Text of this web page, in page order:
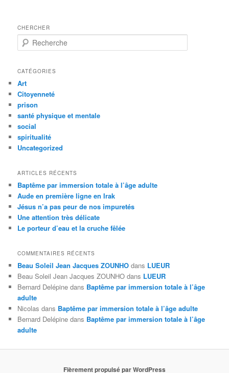
CHERCHER
e
h
r
c
h
e
CATÉGORIES
Art
Citoyenneté
prison
santé physique et mentale
social
spiritualité
Uncategorized
ARTICLES RÉCENTS
Baptême par immersion totale à l’âge adulte
Aude en première ligne en Irak
Jésus n’a pas peur de nos impuretés
Une attention très délicate
Le porteur d’eau et la cruche fêlée
COMMENTAIRES RÉCENTS
Beau Soleil Jean Jacques ZOUNHO dans LUEUR
Beau Soleil Jean Jacques ZOUNHO dans LUEUR
Bernard Delépine dans Baptême par immersion totale à l’âge
adulte
Nicolas dans Baptême par immersion totale à l’âge adulte
Bernard Delépine dans Baptême par immersion totale à l’âge
adulte
Fièrement propulsé par WordPress